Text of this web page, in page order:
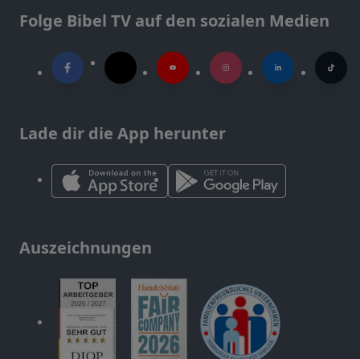
Folge Bibel TV auf den sozialen Medien
Lade dir die App herunter
Auszeichnungen